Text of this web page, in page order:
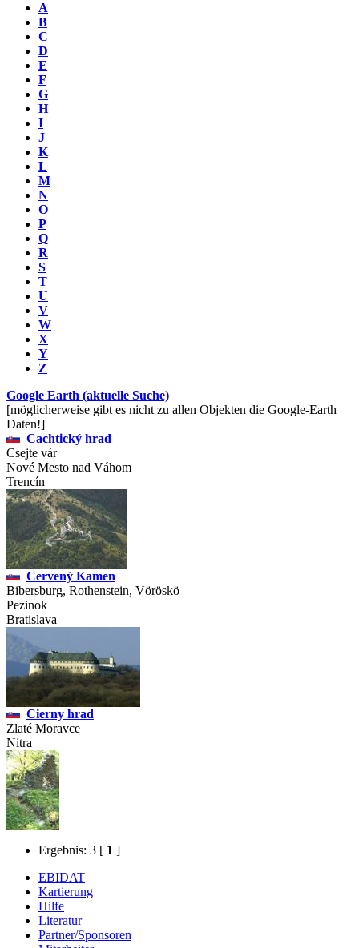
A
B
C
D
E
F
G
H
I
J
K
L
M
N
O
P
Q
R
S
T
U
V
W
X
Y
Z
Google Earth (aktuelle Suche)
[möglicherweise gibt es nicht zu allen Objekten die Google-Earth
Daten!]
Cachtický hrad
Csejte vár
Nové Mesto nad Váhom
Trencín
Cervený Kamen
Bibersburg, Rothenstein, Vöröskö
Pezinok
Bratislava
Cierny hrad
Zlaté Moravce
Nitra
Ergebnis: 3 [ 1 ]
EBIDAT
Kartierung
Hilfe
Literatur
Partner/Sponsoren